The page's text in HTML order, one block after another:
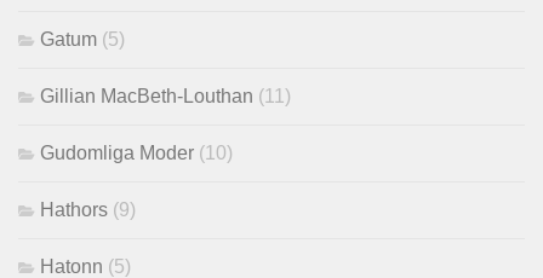
Gatum (5)
Gillian MacBeth-Louthan (11)
Gudomliga Moder (10)
Hathors (9)
Hatonn (5)